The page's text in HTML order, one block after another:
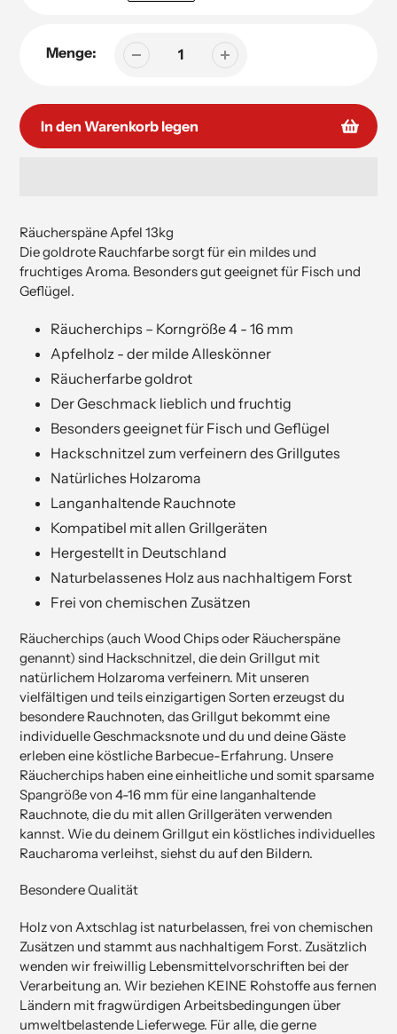
Menge:
In den Warenkorb legen
von
Produkten
in
Ihrem
Warenkorb
hinzufügen
Räucherspäne Apfel 13kg
Die goldrote Rauchfarbe sorgt für ein mildes und
fruchtiges Aroma. Besonders gut geeignet für Fisch und
Geflügel.
Räucherchips – Korngröße 4 - 16 mm
Apfelholz - der milde Alleskönner
Räucherfarbe goldrot
Der Geschmack lieblich und fruchtig
Besonders geeignet für Fisch und Geflügel
Hackschnitzel zum verfeinern des Grillgutes
Natürliches Holzaroma
Langanhaltende Rauchnote
Kompatibel mit allen Grillgeräten
Hergestellt in Deutschland
Naturbelassenes Holz aus nachhaltigem Forst
Frei von chemischen Zusätzen
Räucherchips (auch Wood Chips oder Räucherspäne
genannt) sind Hackschnitzel, die dein Grillgut mit
natürlichem Holzaroma verfeinern. Mit unseren
vielfältigen und teils einzigartigen Sorten erzeugst du
besondere Rauchnoten, das Grillgut bekommt eine
individuelle Geschmacksnote und du und deine Gäste
erleben eine köstliche Barbecue-Erfahrung. Unsere
Räucherchips haben eine einheitliche und somit sparsame
Spangröße von 4-16 mm für eine langanhaltende
Rauchnote, die du mit allen Grillgeräten verwenden
kannst. Wie du deinem Grillgut ein köstliches individuelles
Raucharoma verleihst, siehst du auf den Bildern.
Besondere Qualität
Holz von Axtschlag ist naturbelassen, frei von chemischen
Zusätzen und stammt aus nachhaltigem Forst. Zusätzlich
wenden wir freiwillig Lebensmittelvorschriften bei der
Verarbeitung an. Wir beziehen KEINE Rohstoffe aus fernen
Ländern mit fragwürdigen Arbeitsbedingungen über
umweltbelastende Lieferwege. Für alle, die gerne